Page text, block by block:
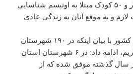
است، تصریح کرد: ۲ هزار و ۵۰ کودک مبتلا به اوتیسم شناسایی
لازم و به موقع آنان به زندگی عادی
رئیس سازمان بهزیستی کشور با بیان اینکه در ۱۹۰ شهرستان
کشور شبکه اجتماعی داریم، ادامه داد: در ۶ شهرستان استان
سال گذشته موفق شده که از